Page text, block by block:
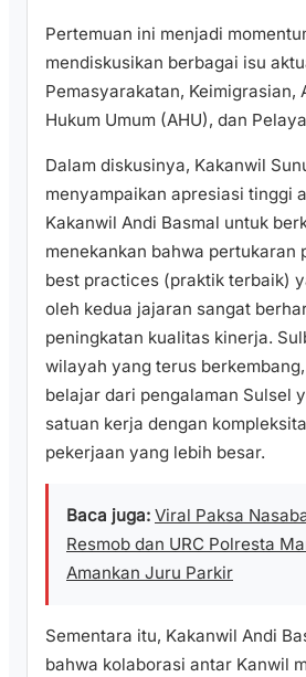
Pertemuan ini menjadi
mendiskusikan berbagai isu
Pemasyarakatan, Keimigrasian,
Hukum Umum (AHU), dan
​Dalam diskusinya, Kakanwil
menyampaikan apresiasi tinggi
Kakanwil Andi Basmal untuk
menekankan bahwa pertukaran
best practices (praktik terbaik)
oleh kedua jajaran sangat
peningkatan kualitas kinerja.
wilayah yang terus
belajar dari pengalaman Sulsel
satuan kerja dengan
pekerjaan yang lebih besar.
Baca juga: Viral Paksa
Resmob dan URC Polresta
Amankan Juru Parkir
​Sementara itu, Kakanwil Andi
bahwa kolaborasi antar Kanwil